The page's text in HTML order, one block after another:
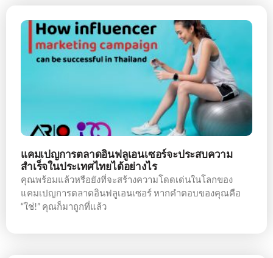
แคมเปญการตลาดอินฟลูเอนเซอร์จะประสบความ
สำเร็จในประเทศไทยได้อย่างไร
คุณพร้อมแล้วหรือยังที่จะสร้างความโดดเด่นในโลกของ
แคมเปญการตลาดอินฟลูเอนเซอร์ หากคำตอบของคุณคือ
“ใช่!” คุณก็มาถูกที่แล้ว